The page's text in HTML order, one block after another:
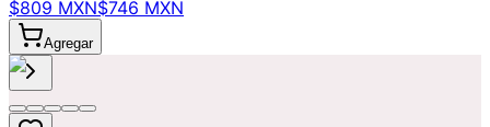
$809 MXN$746 MXN
Agregar